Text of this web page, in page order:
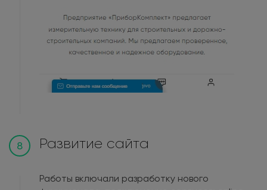
8 Развитие сайта
Работы включали разработку нового